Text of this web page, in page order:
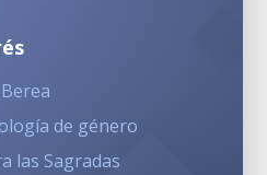
de género
las Sagradas